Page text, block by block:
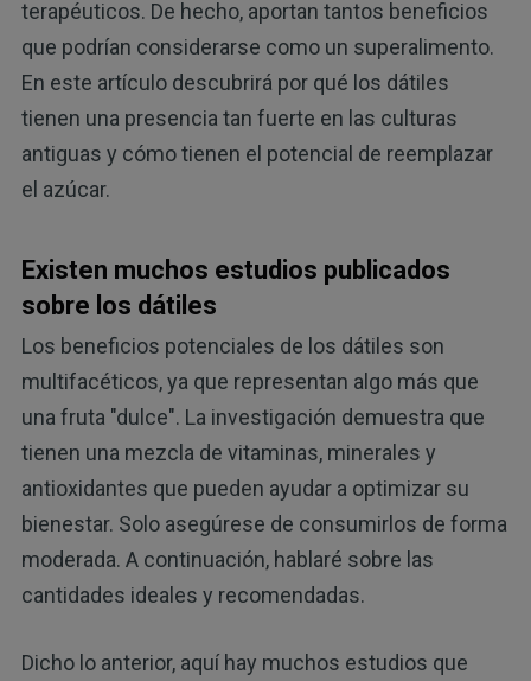
terapéuticos. De hecho, aportan tantos beneficios
que podrían considerarse como un superalimento.
En este artículo descubrirá por qué los dátiles
tienen una presencia tan fuerte en las culturas
antiguas y cómo tienen el potencial de reemplazar
el azúcar.
Existen muchos estudios publicados
sobre los dátiles
Los beneficios potenciales de los dátiles son
multifacéticos, ya que representan algo más que
una fruta "dulce". La investigación demuestra que
tienen una mezcla de vitaminas, minerales y
antioxidantes que pueden ayudar a optimizar su
bienestar. Solo asegúrese de consumirlos de forma
moderada. A continuación, hablaré sobre las
cantidades ideales y recomendadas.
Dicho lo anterior, aquí hay muchos estudios que